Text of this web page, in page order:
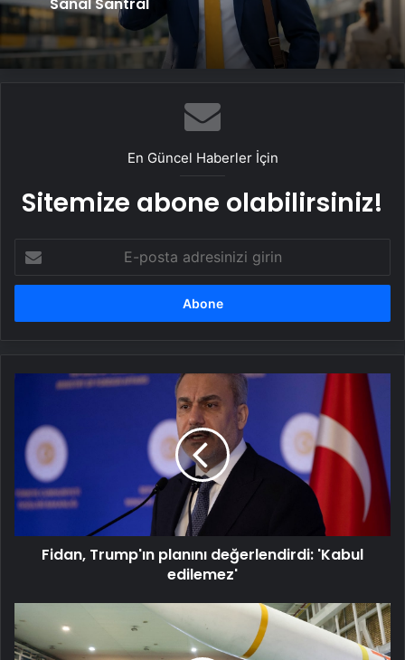
En Güncel Haberler İçin
Sitemize abone olabilirsiniz!
posta
adresinizi
değerlendirdi:
'Kabul
edilemez'
Fidan, Trump'ın planını değerlendirdi: 'Kabul
edilemez'
'ABD'nin
nükleer